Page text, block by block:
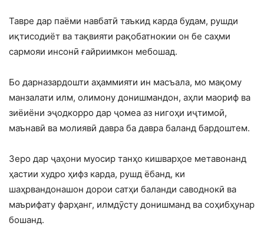
Тавре дар паёми навбатӣ таъкид карда будам, рушди
иқтисодиёт ва тақвияти рақобатнокии он бе саҳми
сармояи инсонӣ ғайриимкон мебошад.
Бо дарназардошти аҳаммияти ин масъала, мо мақому
манзалати илм, олимону донишмандон, аҳли маориф ва
зиёиёни эҷодкорро дар ҷомеа аз нигоҳи иҷтимоӣ,
маънавӣ ва молиявӣ давра ба давра баланд бардоштем.
Зеро дар ҷаҳони муосир танҳо кишварҳое метавонанд
ҳастии худро ҳифз карда, рушд ёбанд, ки
шаҳрвандонашон дорои сатҳи баланди саводнокӣ ва
маърифату фарҳанг, илмдӯсту донишманд ва соҳибҳунар
бошанд.